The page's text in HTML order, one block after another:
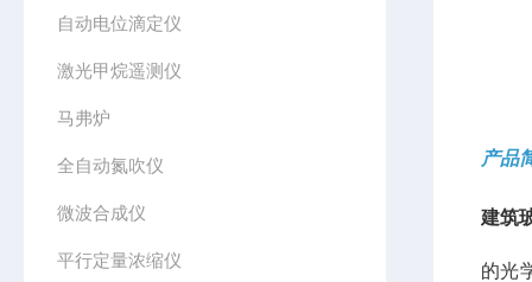
自动电位滴定仪
激光甲烷遥测仪
马弗炉
全自动氮吹仪
微波合成仪
平行定量浓缩仪
产品
建筑
的光